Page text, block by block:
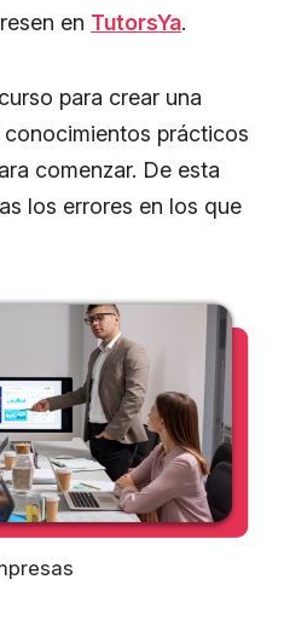
en TutorsYa.
para crear una
prácticos
comenzar. De esta
los errores en los que